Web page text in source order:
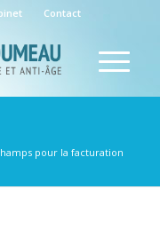
Contact
pour la facturation